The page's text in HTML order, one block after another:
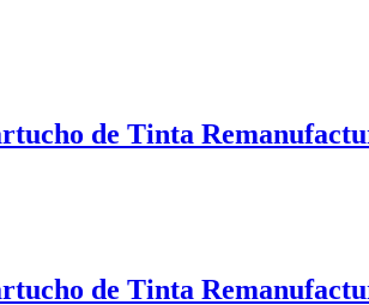
de Tinta
de Tinta